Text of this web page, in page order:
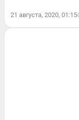
21 августа, 2020, 01:15